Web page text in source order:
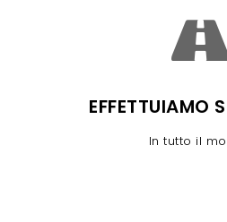
EFFETTUIAMO
In tutto il